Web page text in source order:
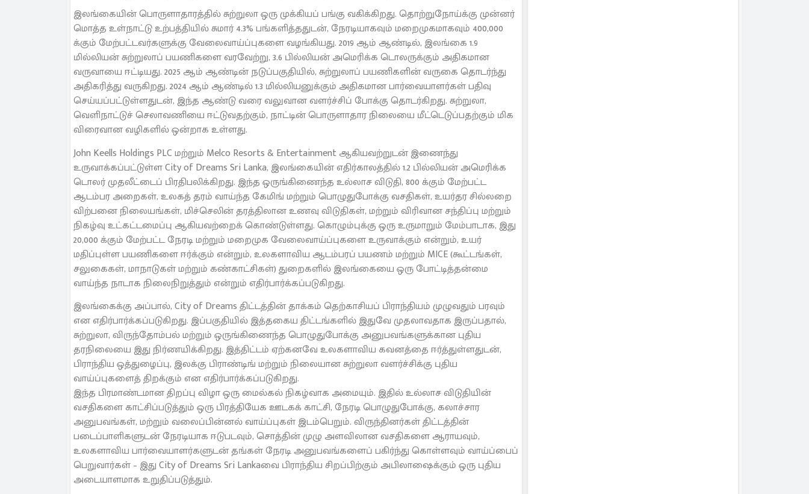
இலங்கையின் பொருளாதாரத்தில் சுற்றுலா ஒரு முக்கியப் பங்கு வகிக்கிறது. தொற்றுநோய்க்கு முன்னர்
மொத்த உள்நாட்டு உற்பத்தியில் சுமார் 4.3% பங்களித்ததுடன், நேரடியாகவும் மறைமுகமாகவும் 400,000
க்கும் மேற்பட்டவர்களுக்கு வேலைவாய்ப்புகளை வழங்கியது. 2019 ஆம் ஆண்டில், இலங்கை 1.9
மில்லியன் சுற்றுலாப் பயணிகளை வரவேற்று, 3.6 பில்லியன் அமெரிக்க டொலருக்கும் அதிகமான
வருவாயை ஈட்டியது. 2025 ஆம் ஆண்டின் நடுப்பகுதியில், சுற்றுலாப் பயணிகளின் வருகை தொடர்ந்து
அதிகரித்து வருகிறது. 2024 ஆம் ஆண்டில் 1.3 மில்லியனுக்கும் அதிகமான பார்வையாளர்கள் பதிவு
செய்யப்பட்டுள்ளதுடன், இந்த ஆண்டு வரை வலுவான வளர்ச்சிப் போக்கு தொடர்கிறது. சுற்றுலா,
வெளிநாட்டுச் செலாவணியை ஈட்டுவதற்கும், நாட்டின் பொருளாதார நிலையை மீட்டெடுப்பதற்கும் மிக
விரைவான வழிகளில் ஒன்றாக உள்ளது.
John Keells Holdings PLC மற்றும் Melco Resorts & Entertainment ஆகியவற்றுடன் இணைந்து
உருவாக்கப்பட்டுள்ள City of Dreams Sri Lanka, இலங்கையின் எதிர்காலத்தில் 1.2 பில்லியன் அமெரிக்க
டொலர் முதலீட்டைப் பிரதிபலிக்கிறது. இந்த ஒருங்கிணைந்த உல்லாச விடுதி, 800 க்கும் மேற்பட்ட
ஆடம்பர அறைகள், உலகத் தரம் வாய்ந்த கேமிங் மற்றும் பொழுதுபோக்கு வசதிகள், உயர்தர சில்லறை
விற்பனை நிலையங்கள், மிச்செலின் தரத்திலான உணவு விடுதிகள், மற்றும் விரிவான சந்திப்பு மற்றும்
நிகழ்வு உட்கட்டமைப்பு ஆகியவற்றைக் கொண்டுள்ளது. கொழும்புக்கு ஒரு உருமாறும் மேம்பாடாக, இது
20,000 க்கும் மேற்பட்ட நேரடி மற்றும் மறைமுக வேலைவாய்ப்புகளை உருவாக்கும் என்றும், உயர்
மதிப்புள்ள பயணிகளை ஈர்க்கும் என்றும், உலகளாவிய ஆடம்பரப் பயணம் மற்றும் MICE (கூட்டங்கள்,
சலுகைகள், மாநாடுகள் மற்றும் கண்காட்சிகள்) துறைகளில் இலங்கையை ஒரு போட்டித்தன்மை
வாய்ந்த நாடாக நிலைநிறுத்தும் என்றும் எதிர்பார்க்கப்படுகிறது.
இலங்கைக்கு அப்பால், City of Dreams திட்டத்தின் தாக்கம் தெற்காசியப் பிராந்தியம் முழுவதும் பரவும்
என எதிர்பார்க்கப்படுகிறது. இப்பகுதியில் இத்தகைய திட்டங்களில் இதுவே முதலாவதாக இருப்பதால்,
சுற்றுலா, விருந்தோம்பல் மற்றும் ஒருங்கிணைந்த பொழுதுபோக்கு அனுபவங்களுக்கான புதிய
தரநிலையை இது நிர்ணயிக்கிறது. இத்திட்டம் ஏற்கனவே உலகளாவிய கவனத்தை ஈர்த்துள்ளதுடன்,
பிராந்திய ஒத்துழைப்பு, இலக்கு பிராண்டிங் மற்றும் நிலையான சுற்றுலா வளர்ச்சிக்கு புதிய
வாய்ப்புகளைத் திறக்கும் என எதிர்பார்க்கப்படுகிறது.
இந்த பிரமாண்டமான திறப்பு விழா ஒரு மைல்கல் நிகழ்வாக அமையும். இதில் உல்லாச விடுதியின்
வசதிகளை காட்சிப்படுத்தும் ஒரு பிரத்தியேக ஊடகக் காட்சி, நேரடி பொழுதுபோக்கு, கலாச்சார
அனுபவங்கள், மற்றும் வலைப்பின்னல் வாய்ப்புகள் இடம்பெறும். விருந்தினர்கள் திட்டத்தின்
படைப்பாளிகளுடன் நேரடியாக ஈடுபடவும், சொத்தின் முழு அளவிலான வசதிகளை ஆராயவும்,
உலகளாவிய பார்வையாளர்களுடன் தங்கள் நேரடி அனுபவங்களைப் பகிர்ந்து கொள்ளவும் வாய்ப்பைப்
பெறுவார்கள் – இது City of Dreams Sri Lankaவை பிராந்திய சிறப்பிற்கும் அபிலாஷைக்கும் ஒரு புதிய
அடையாளமாக உறுதிப்படுத்தும்.